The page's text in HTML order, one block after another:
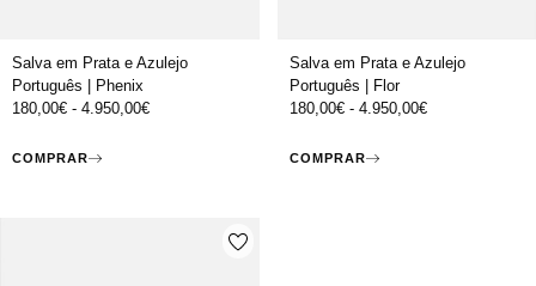
Salva em Prata e Azulejo
Português | Phenix
180,00€ - 4.950,00€
COMPRAR
Salva em Prata e Azulejo
Português | Flor
180,00€- 4.950,00€
COMPRAR